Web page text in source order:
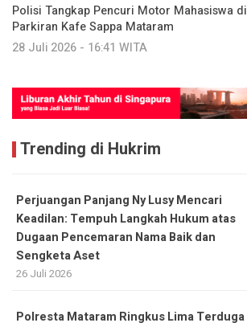
Polisi Tangkap Pencuri Motor Mahasiswa di
Parkiran Kafe Sappa Mataram
28 Juli 2026 - 16:41 WITA
Trending di Hukrim
Perjuangan Panjang Ny Lusy Mencari
Keadilan: Tempuh Langkah Hukum atas
Dugaan Pencemaran Nama Baik dan
Sengketa Aset
26 Juli 2026
Polresta Mataram Ringkus Lima Terduga